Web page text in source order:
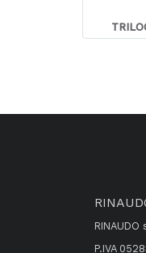
P.IVA